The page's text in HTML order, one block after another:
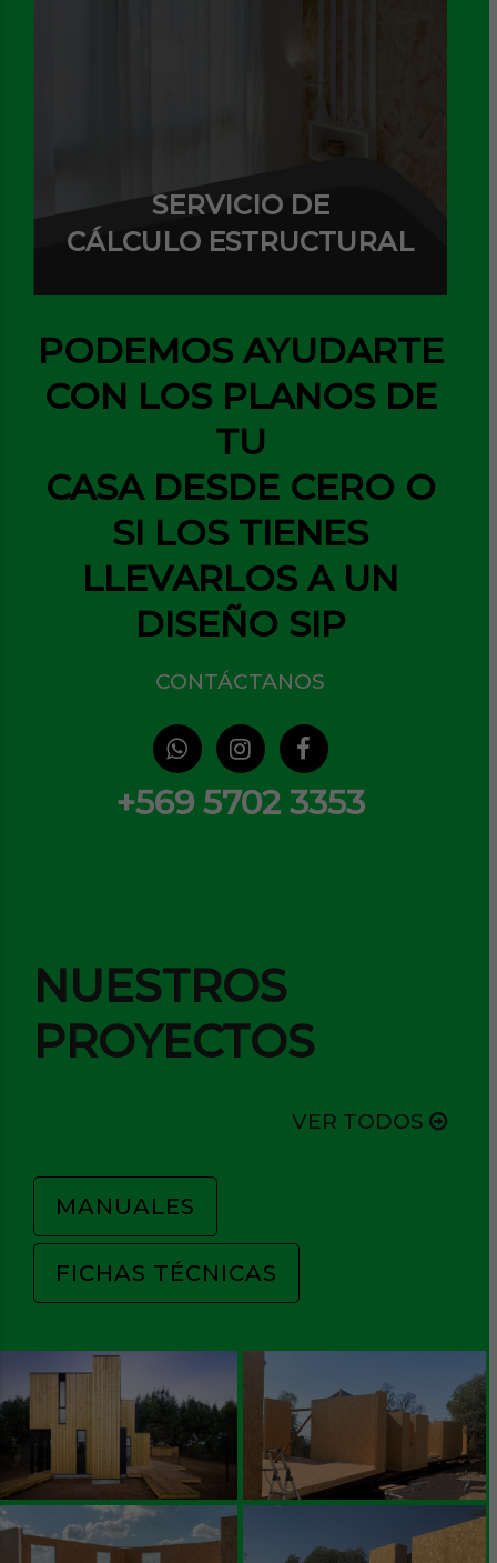
SERVICIO DE
CÁLCULO ESTRUCTURAL
PODEMOS AYUDARTE
CON LOS PLANOS DE
TU
CASA DESDE CERO O
SI LOS TIENES
LLEVARLOS A UN
DISEÑO SIP
CONTÁCTANOS
+569 5702 3353
NUESTROS
PROYECTOS
VER TODOS
MANUALES
FICHAS TÉCNICAS